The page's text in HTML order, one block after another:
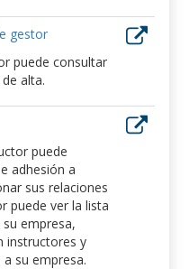
gestor
puede consultar
alta.
puede
adhesión a
sus relaciones
puede ver la lista
empresa,
instructores y
su empresa.